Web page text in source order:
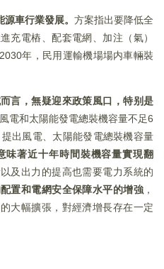
車行業發展。 方案指出要降低全
充電樁、配套電網、加注（氣）
年，民用運輸機場場内車輛裝
言，無疑迎來政策風口，特别是
電和太陽能發電總裝機容量不足6
出風電、太陽能發電總裝機容量
味著近十年時間裝機容量實現翻
及出力的提高也需要電力系統的
置和電網安全保障水平的增強 ，
大幅擴張，對經濟增長存在一定